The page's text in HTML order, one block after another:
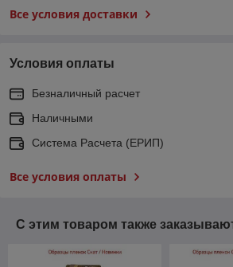
Все условия доставки
Условия оплаты
Безналичный расчет
Наличными
Система Расчета (ЕРИП)
Все условия оплаты
С этим товаром также